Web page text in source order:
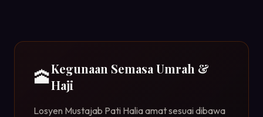
🕋Kegunaan Semasa Umrah &
Haji
Losyen Mustajab Pati Halia amat sesuai dibawa